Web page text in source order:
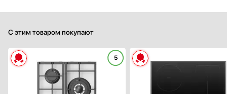
С этим товаром покупают
5
Панель конфорок: